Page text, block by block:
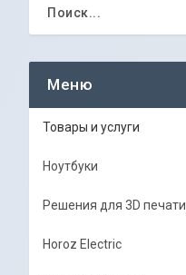
Товары и услуги
Ноутбуки
Решения для 3D печати
Horoz Electric